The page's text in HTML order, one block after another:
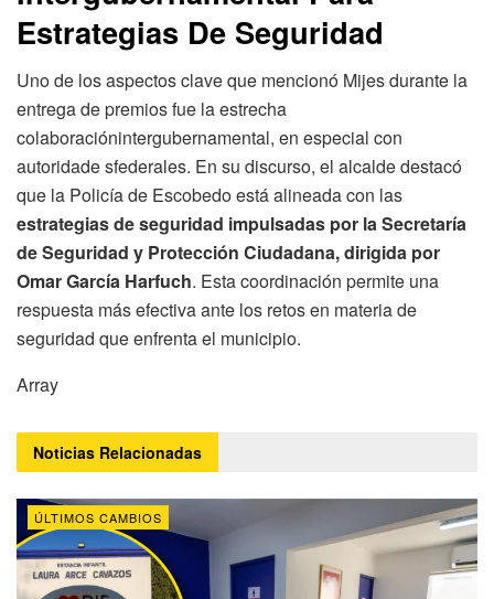
Estrategias De Seguridad
Uno de los aspectos clave que mencionó Mijes durante la
entrega de premios fue la estrecha
colaboraciónintergubernamental, en especial con
autoridade sfederales. En su discurso, el alcalde destacó
que la Policía de Escobedo está alineada con las
estrategias de seguridad impulsadas por la Secretaría
de Seguridad y Protección Ciudadana, dirigida por
Omar García Harfuch. Esta coordinación permite una
respuesta más efectiva ante los retos en materia de
seguridad que enfrenta el municipio.
Array
Noticias Relacionadas
ÚLTIMOS CAMBIOS